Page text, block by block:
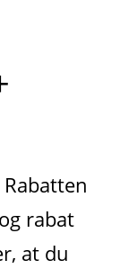
rabat
at du